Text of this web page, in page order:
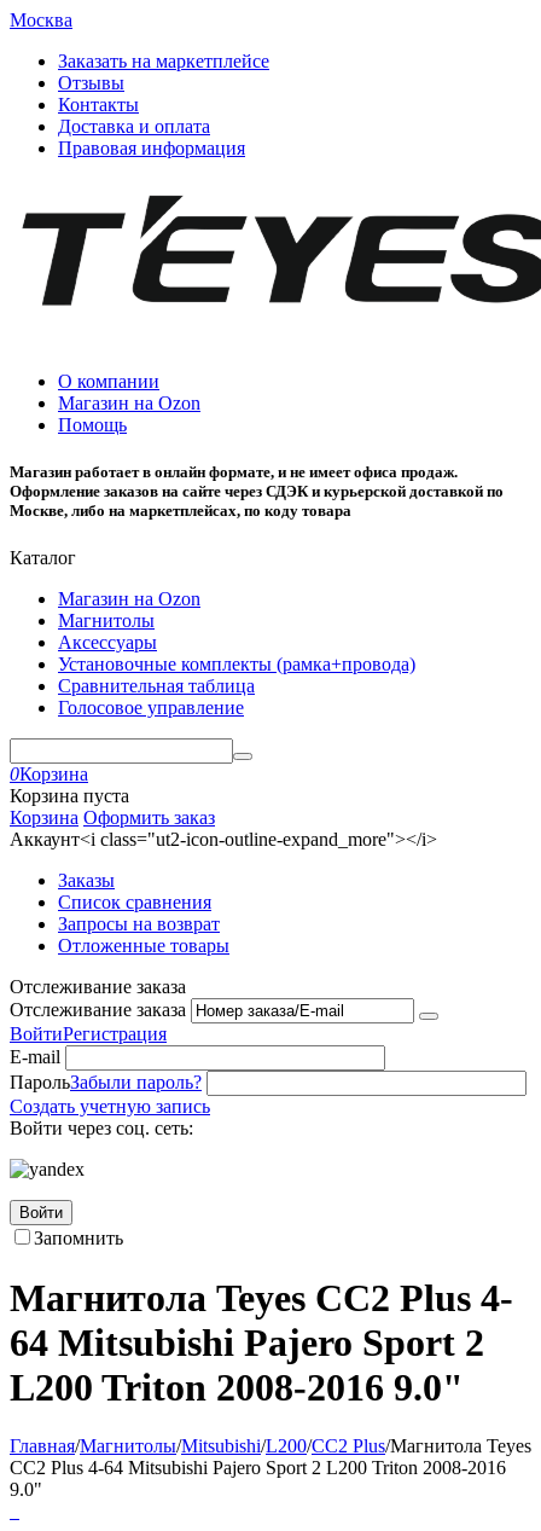
Москва
Заказать на маркетплейсе
Отзывы
Контакты
Доставка и оплата
Правовая информация
О компании
Магазин на Ozon
Помощь
Магазин работает в онлайн формате, и не имеет офиса продаж.
Оформление заказов на сайте через СДЭК и курьерской доставкой по
Москве, либо на маркетплейсах, по коду товара
Каталог
Магазин на Ozon
Магнитолы
Аксессуары
Установочные комплекты (рамка+провода)
Сравнительная таблица
Голосовое управление
0Корзина
Корзина пуста
Корзина Оформить заказ
Аккаунт<i class="ut2-icon-outline-expand_more"></i>
Заказы
Список сравнения
Запросы на возврат
Отложенные товары
Отслеживание заказа
Отслеживание заказа
ВойтиРегистрация
E-mail
ПарольЗабыли пароль?
Создать учетную запись
Войти через соц. сеть:
Войти
Запомнить
Магнитола Teyes CC2 Plus 4-
64 Mitsubishi Pajero Sport 2
L200 Triton 2008-2016 9.0"
Главная/Магнитолы/Mitsubishi/L200/CC2 Plus/Магнитола Teyes
CC2 Plus 4-64 Mitsubishi Pajero Sport 2 L200 Triton 2008-2016
9.0"